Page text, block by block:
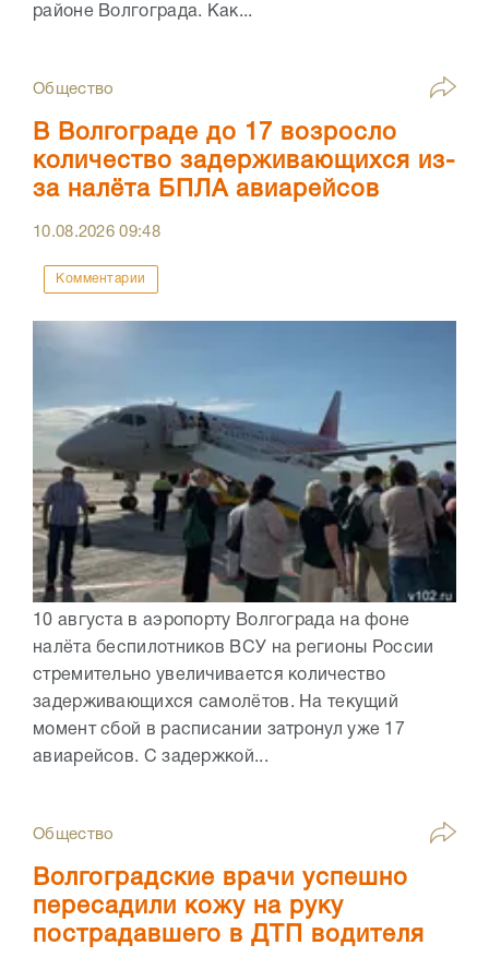
районе Волгограда. Как...
Общество
В Волгограде до 17 возросло
количество задерживающихся из-
за налёта БПЛА авиарейсов
10.08.202609:48
Комментарии
10 августа в аэропорту Волгограда на фоне
налёта беспилотников ВСУ на регионы России
стремительно увеличивается количество
задерживающихся самолётов. На текущий
момент сбой в расписании затронул уже 17
авиарейсов. С задержкой...
Общество
Волгоградские врачи успешно
пересадили кожу на руку
пострадавшего в ДТП водителя